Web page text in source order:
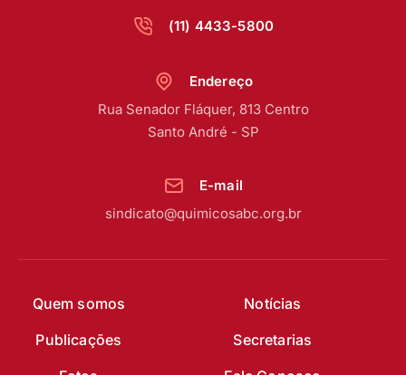
(11) 4433-5800
Quem somos
Notícias
Publicações
Secretarias
Endereço
Rua Senador Fláquer, 813 Centro
Santo André - SP
E-mail
sindicato@quimicosabc.org.br